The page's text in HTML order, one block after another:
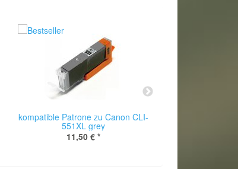
kompatible Patrone zu Canon CLI-
551XL grey
11,50 € *